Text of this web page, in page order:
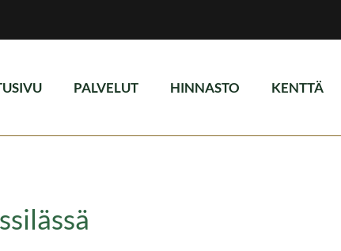
PALVELUT HINNASTO KENTTÄ